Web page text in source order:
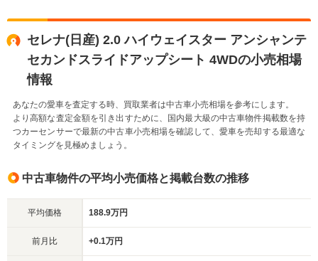
セレナ(日産) 2.0 ハイウェイスター アンシャンテ
セカンドスライドアップシート 4WDの小売相場
情報
あなたの愛車を査定する時、買取業者は中古車小売相場を参考にします。
より高額な査定金額を引き出すために、国内最大級の中古車物件掲載数を持
つカーセンサーで最新の中古車小売相場を確認して、愛車を売却する最適な
タイミングを見極めましょう。
中古車物件の平均小売価格と掲載台数の推移
平均価格 188.9万円
前月比 +0.1万円